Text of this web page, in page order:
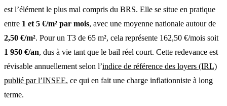
est l’élément le plus mal compris du BRS. Elle se situe en pratique
entre 1 et 5 €/m² par mois, avec une moyenne nationale autour de
2,50 €/m². Pour un T3 de 65 m², cela représente 162,50 €/mois soit
1 950 €/an, dus à vie tant que le bail réel court. Cette redevance est
révisable annuellement selon l’indice de référence des loyers (IRL)
publié par l’INSEE, ce qui en fait une charge inflationniste à long
terme.